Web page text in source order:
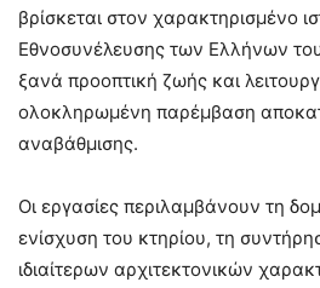
βρίσκεται στον χαρακτηρισμένο
Εθνοσυνέλευσης των Ελλήνων
ξανά προοπτική ζωής και
ολοκληρωμένη παρέμβαση
αναβάθμισης.
Οι εργασίες περιλαμβάνουν τη
ενίσχυση του κτηρίου, τη
ιδιαίτερων αρχιτεκτονικών